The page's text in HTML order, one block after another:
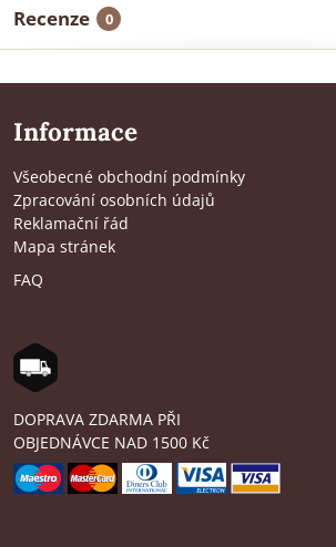
Recenze 0
Informace
Všeobecné obchodní podmínky
Zpracování osobních údajů
Reklamační řád
Mapa stránek
FAQ
DOPRAVA ZDARMA PŘI
OBJEDNÁVCE NAD 1500 Kč